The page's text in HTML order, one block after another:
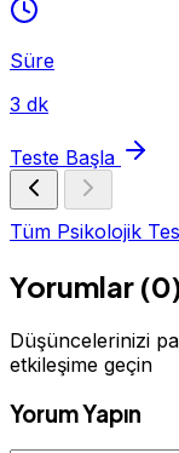
Süre
3 dk
Teste Başla
Tüm Psikolojik
Yorumlar
Düşüncelerinizi
etkileşime geçin
Yorum Yapın